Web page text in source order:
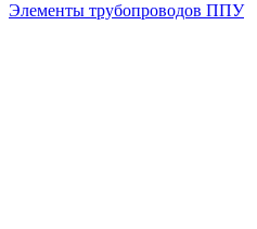
Элементы трубопроводов ППУ